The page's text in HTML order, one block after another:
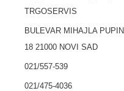
TRGOSERVIS
BULEVAR MIHAJLA
18 21000 NOVI SAD
021/557-539
021/475-4036